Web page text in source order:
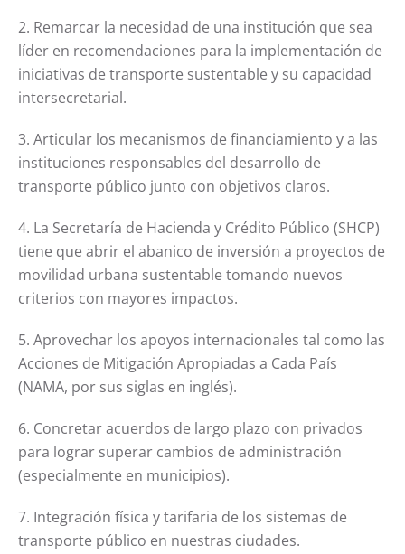
2. Remarcar la necesidad de una institución que sea
líder en recomendaciones para la implementación de
iniciativas de transporte sustentable y su capacidad
intersecretarial.
3. Articular los mecanismos de financiamiento y a las
instituciones responsables del desarrollo de
transporte público junto con objetivos claros.
4. La Secretaría de Hacienda y Crédito Público (SHCP)
tiene que abrir el abanico de inversión a proyectos de
movilidad urbana sustentable tomando nuevos
criterios con mayores impactos.
5. Aprovechar los apoyos internacionales tal como las
Acciones de Mitigación Apropiadas a Cada País
(NAMA, por sus siglas en inglés).
6. Concretar acuerdos de largo plazo con privados
para lograr superar cambios de administración
(especialmente en municipios).
7. Integración física y tarifaria de los sistemas de
transporte público en nuestras ciudades.